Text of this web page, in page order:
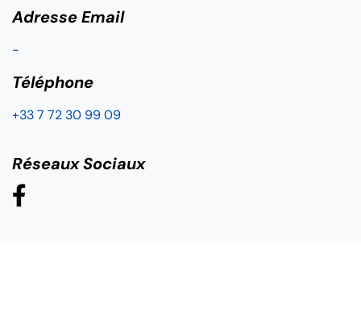
Adresse Email
-
Téléphone
+33 7 72 30 99 09
Réseaux Sociaux